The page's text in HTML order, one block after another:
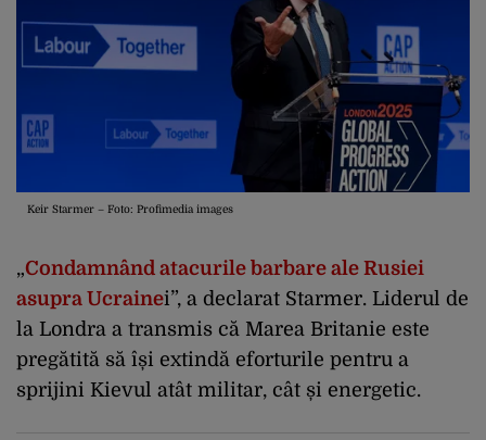
Keir Starmer – Foto: Profimedia images
„Condamnând atacurile barbare ale Rusiei
asupra Ucrainei”, a declarat Starmer. Liderul de
la Londra a transmis că Marea Britanie este
pregătită să își extindă eforturile pentru a
sprijini Kievul atât militar, cât și energetic.